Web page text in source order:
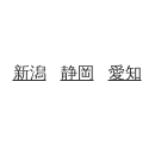
新潟 静岡 愛知